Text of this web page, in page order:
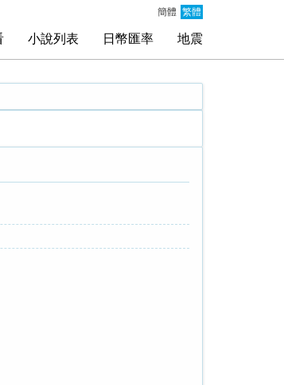
簡體 繁體
小說列表 日幣匯率 地震